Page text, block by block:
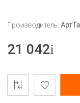
Производитель:
21 042